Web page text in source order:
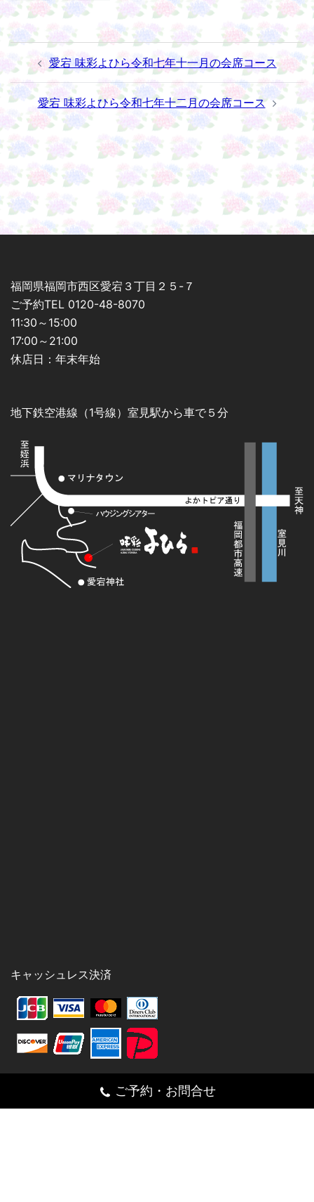
投
稿
ナ
ビ
ゲ
ー
シ
ョ
ン
愛宕 味彩よひら令和七年十一月の会席コース
愛宕 味彩よひら令和七年十二月の会席コース
福岡県福岡市西区愛宕３丁目２５-７
ご予約TEL 0120-48-8070
11:30～15:00
17:00～21:00
休店日：年末年始
地下鉄空港線（1号線）室見駅から車で５分
キャッシュレス決済
シェア
ご予約・お問合せ